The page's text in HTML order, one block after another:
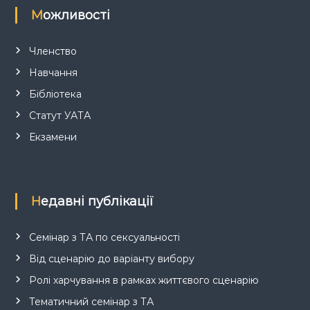
Можливості
Членство
Навчання
Бібліотека
Статут УАТА
Екзамени
Недавні публікації
Семінар з ТА по сексуальності
Від сценарію до варіанту вибору
Ролі харчування в рамках життєвого сценарію
Тематичний семінар з ТА